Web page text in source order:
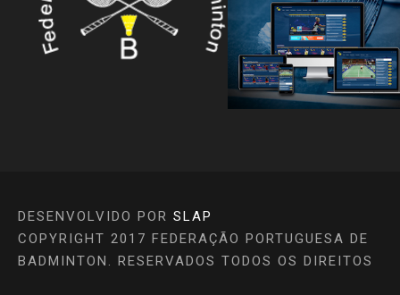
DESENVOLVIDO POR SLAP
COPYRIGHT 2017 FEDERAÇÃO PORTUGUESA DE
BADMINTON. RESERVADOS TODOS OS DIREITOS